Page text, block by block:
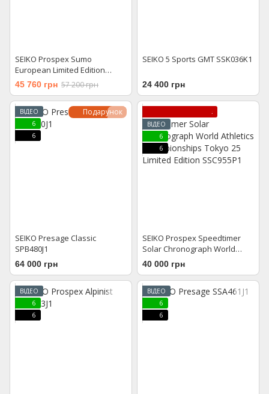
SEIKO Prospex Sumo
European Limited Edition
SPB431J1
45 760 грн 57 200 грн
SEIKO 5 Sports GMT SSK036K1
24 400 грн
Подарунок
ВІДЕО
6
6
SEIKO Presage Classic
SPB480J1
64 000 грн
ЛІМІТОВАНА МОДЕЛЬ
ВІДЕО
6
6
SEIKO Prospex Speedtimer
Solar Chronograph World
Athletics Championships
Tokyo 25 Limited Edition
SSC955P1
40 000 грн
ВІДЕО
6
6
ВІДЕО
6
6